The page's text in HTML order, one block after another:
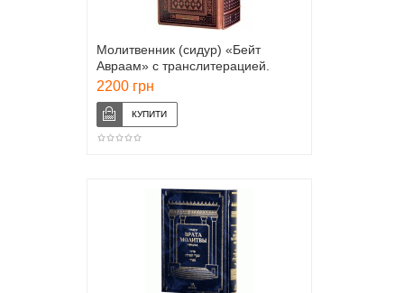
Молитвенник (сидур) «Бейт
Авраам» с транслитерацией.
Ашкеназ
2200 грн